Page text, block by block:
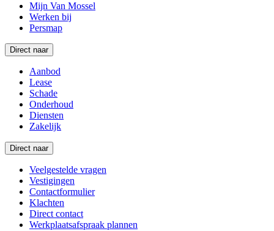
Mijn Van Mossel
Werken bij
Persmap
Direct naar
Aanbod
Lease
Schade
Onderhoud
Diensten
Zakelijk
Direct naar
Veelgestelde vragen
Vestigingen
Contactformulier
Klachten
Direct contact
Werkplaatsafspraak plannen